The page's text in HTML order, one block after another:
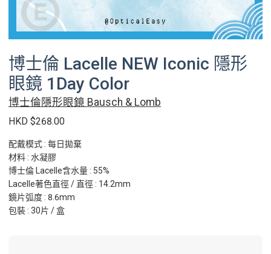
博士倫 Lacelle NEW Iconic 隱形
眼鏡 1Day Color
博士倫隱形眼鏡 Bausch & Lomb
HKD $268.00
配戴模式 : 每日拋棄
材料 : 水凝膠
博士倫 Lacelle含水量 : 55%
Lacelle著色直徑 / 直徑 : 14.2mm
鏡片弧度 : 8.6mm
包裝 : 30片 / 盒